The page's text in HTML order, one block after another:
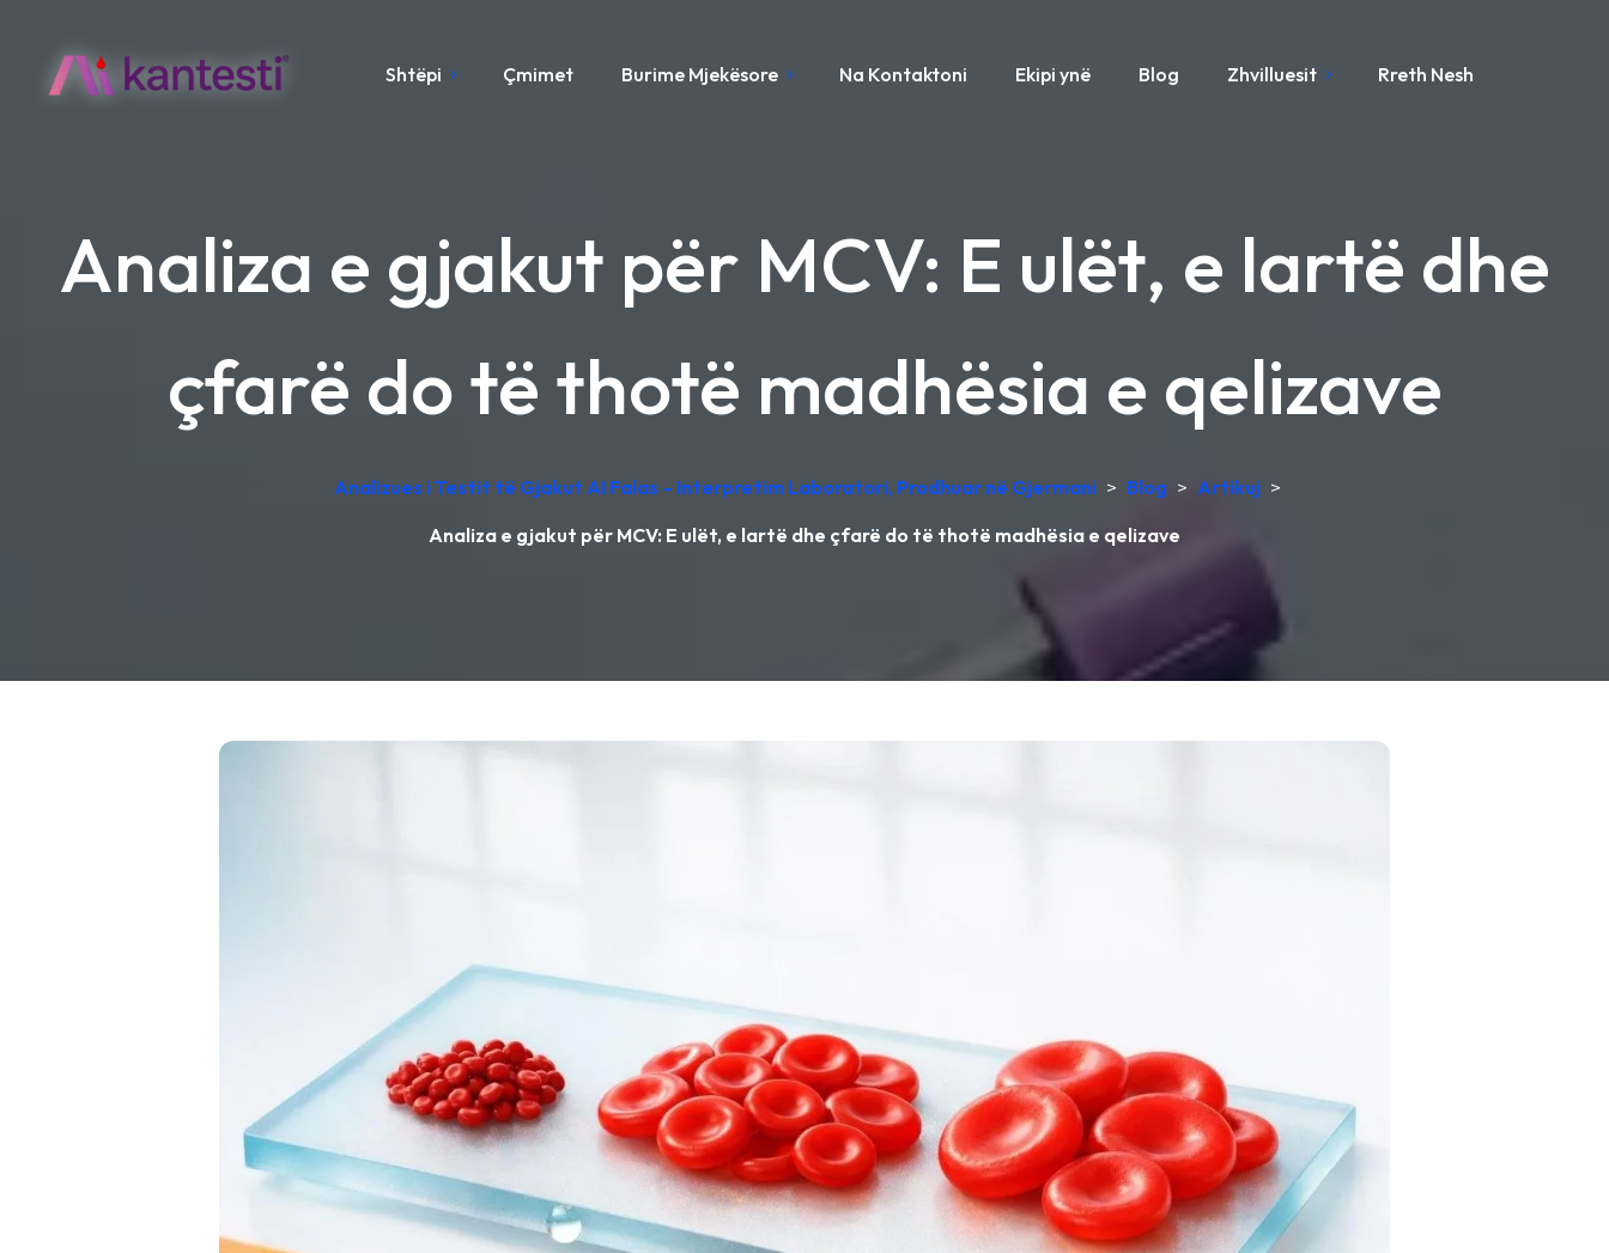
Shtëpi Çmimet Burime Mjekësore Na Kontaktoni Ekipi ynë Blog Zhvilluesit Rreth Nesh
Analiza e gjakut për MCV: E ulët, e lartë dhe
çfarë do të thotë madhësia e qelizave
Analizues i Testit të Gjakut AI Falas – Interpretim Laboratori, Prodhuar në Gjermani > Blog > Artikuj >
Analiza e gjakut për MCV: E ulët, e lartë dhe çfarë do të thotë madhësia e qelizave